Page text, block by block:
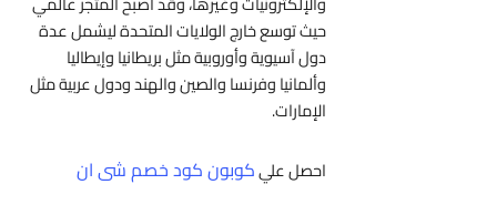
حيث توسع خارج الولايات المتحدة ليشمل عدة
دول آسيوية وأوروبية مثل بريطانيا وإيطاليا
وألمانيا وفرنسا والصين والهند ودول عربية مثل
الإمارات.
احصل عليكوبون كود خصم شى ان